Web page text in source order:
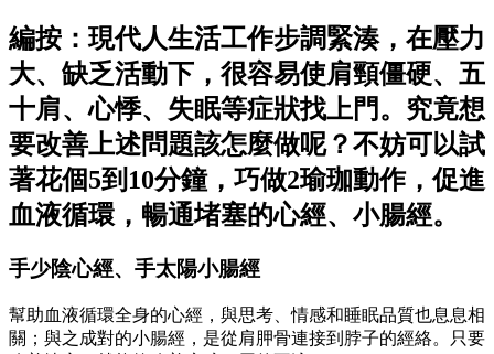
編按：現代人生活工作步調緊湊，在壓力
大、缺乏活動下，很容易使肩頸僵硬、五
十肩、心悸、失眠等症狀找上門。究竟想
要改善上述問題該怎麼做呢？不妨可以試
著花個5到10分鐘，巧做2瑜珈動作，促進
血液循環，暢通堵塞的心經、小腸經。
手少陰心經、手太陽小腸經
幫助血液循環全身的心經，與思考、情感和睡眠品質也息息相
關；與之成對的小腸經，是從肩胛骨連接到脖子的經絡。只要